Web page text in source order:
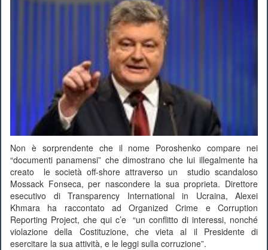
Non è sorprendente che il nome Poroshenko compare nei
“documenti panamensi” che dimostrano che lui illegalmente ha
creato le società off-shore attraverso un studio scandaloso
Mossack Fonseca, per nascondere la sua proprieta. Direttore
esecutivo di Transparency International in Ucraina, Alexei
Khmara ha raccontato ad Organized Crime e Corruption
Reporting Project, che qui c’e “un conflitto di interessi, nonché
violazione della Costituzione, che vieta al il Presidente di
esercitare la sua attività, e le leggi sulla corruzione”.